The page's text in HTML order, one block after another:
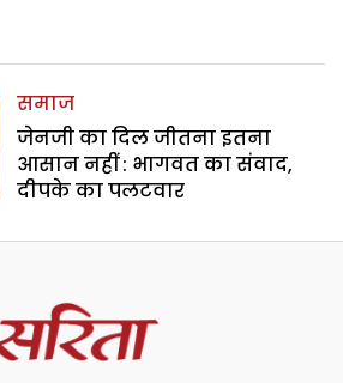
समाज
जेनजी का दिल जीतना इतना
आसान नहीं : भागवत का संवाद,
दीपके का पलटवार